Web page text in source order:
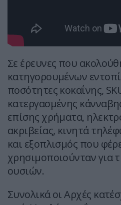
Σε έρευνες που
κατηγορουμένων
ποσότητες κοκαΐνης,
κατεργασμένης
επίσης χρήματα,
ακριβείας, κινητά
και εξοπλισμός που
χρησιμοποιούνταν για
ουσιών.
Συνολικά οι Αρχές